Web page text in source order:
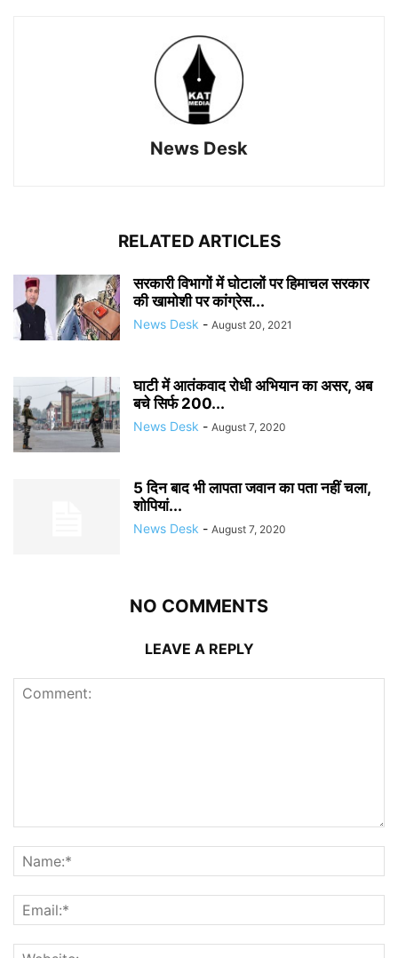
News Desk
RELATED ARTICLES
सरकारी विभागों में घोटालों पर हिमाचल सरकार
की खामोशी पर कांग्रेस...
News Desk - August 20, 2021
घाटी में आतंकवाद रोधी अभियान का असर, अब
बचे सिर्फ 200...
News Desk - August 7, 2020
5 दिन बाद भी लापता जवान का पता नहीं चला,
शोपियां...
News Desk - August 7, 2020
NO COMMENTS
LEAVE A REPLY